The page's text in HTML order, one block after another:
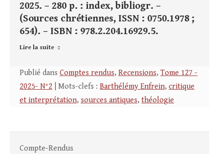
2025. – 280 p. : index, bibliogr. –
(Sources chrétiennes, ISSN : 0750.1978 ;
654). – ISBN : 978.2.204.16929.5.
Lire la suite
Publié dans Comptes rendus, Recensions, Tome 127 -
2025- N°2 | Mots-clefs : Barthélémy Enfrein, critique
et interprétation, sources antiques, théologie
Compte-Rendus